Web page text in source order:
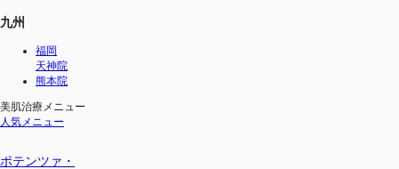
九州
福岡
天神院
熊本院
美肌治療メニュー
人気メニュー
ポテンツァ・